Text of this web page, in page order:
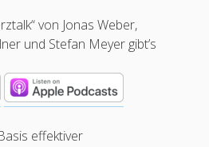
zu sekundären chronischen
Talk über chronische Schmerzen (und
von Jonas Weber,
und Stefan Meyer gibt’s
effektiver